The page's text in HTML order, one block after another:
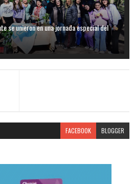
se unieron en una jornada especial del
FACEBOOK BLOGGER